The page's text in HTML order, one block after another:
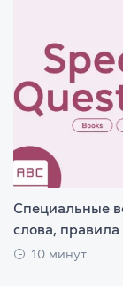
Специальные
слова,
10 минут